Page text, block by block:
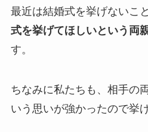
最近は結婚式を挙げないこ
式を挙げてほしいという両
す。
ちなみに私たちも、相手の
いう思いが強かったので挙